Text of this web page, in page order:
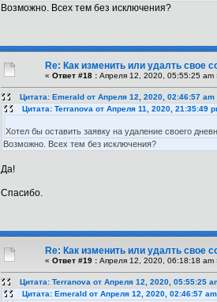
Возможно. Всех тем без исключения?
Re: Как изменить или удалть свое
« Ответ #18 : Апреля 12, 2020, 05:55:25 am
Цитата: Emerald от Апреля 12, 2020, 02:46:57 am
Цитата: Terranova от Апреля 11, 2020, 21:35:49
Хотел бы оставить заявку на удаление своего
Возможно. Всех тем без исключения?
Да!
Спасибо.
Re: Как изменить или удалть свое
« Ответ #19 : Апреля 12, 2020, 06:18:18 am
Цитата: Terranova от Апреля 12, 2020, 05:55:25
Цитата: Emerald от Апреля 12, 2020, 02:46:57 am